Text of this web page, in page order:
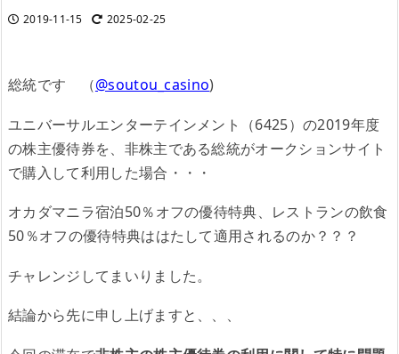
2019-11-15 2025-02-25
総統です （@soutou_casino)
ユニバーサルエンターテインメント（6425）の2019年度
の株主優待券を、非株主である総統がオークションサイト
で購入して利用した場合・・・
オカダマニラ宿泊50％オフの優待特典、レストランの飲食
50％オフの優待特典ははたして適用されるのか？？？
チャレンジしてまいりました。
結論から先に申し上げますと、、、